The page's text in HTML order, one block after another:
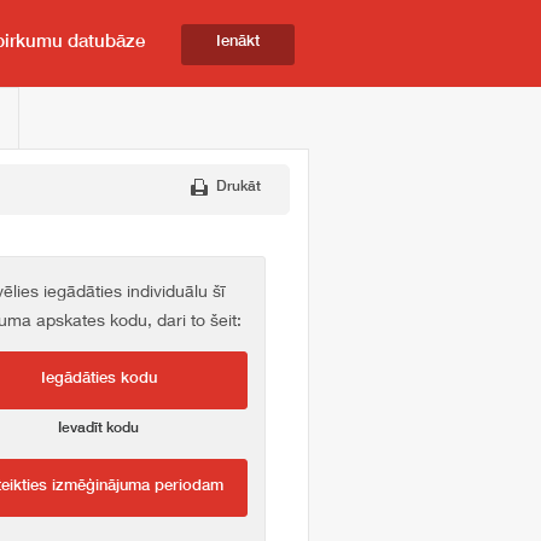
datubāze Ienākt
Drukāt
iegādāties individuālu šī
apskates kodu, dari to šeit:
Iegādāties kodu
Ievadīt kodu
izmēģinājuma periodam